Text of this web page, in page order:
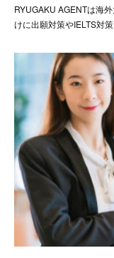
RYUGAKU AGENTは海
けに出願対策やIELTS対